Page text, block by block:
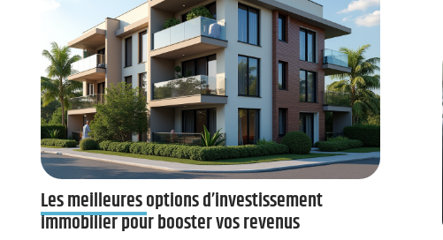
Les meilleures options d’investissement
immobilier pour booster vos revenus